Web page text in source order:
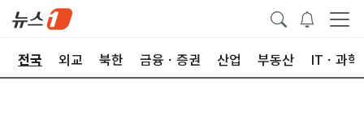
전국 외교 북한 금융ㆍ증권 산업 부동산 ITㆍ과학